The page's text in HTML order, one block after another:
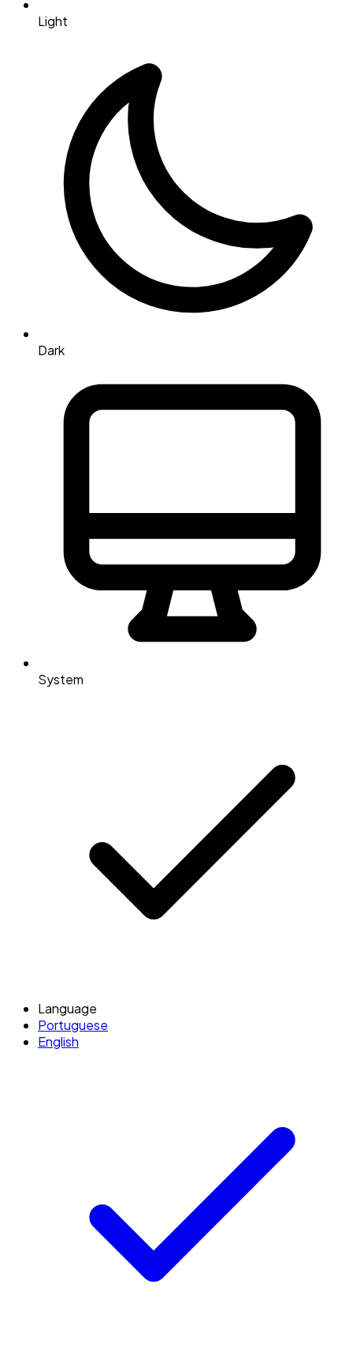
Light
Dark
System
Language
Portuguese
English